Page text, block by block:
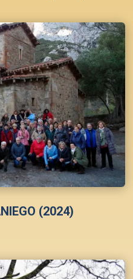
(2024)